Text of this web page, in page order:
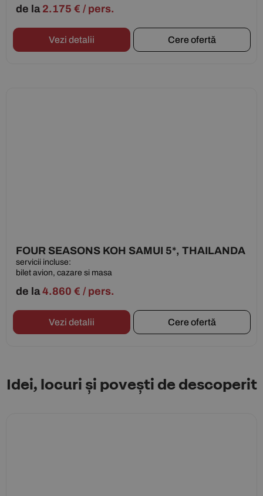
de la 2.175 € / pers.
Vezi detalii Cere ofertă
FOUR SEASONS KOH SAMUI 5*, THAILANDA
servicii incluse:
bilet avion, cazare si masa
de la 4.860 € / pers.
Vezi detalii Cere ofertă
Idei, locuri și povești de descoperit